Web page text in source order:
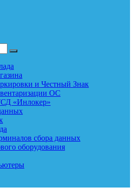
и Честный Знак
ОС
«Инлокер»
сбора данных
оборудования